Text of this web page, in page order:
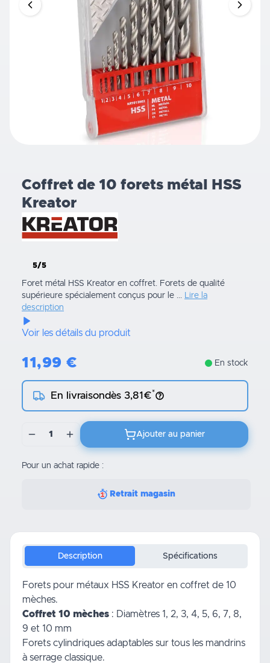
Coffret de 10 forets métal HSS
Kreator
5/5
Foret métal HSS Kreator en coffret. Forets de qualité
supérieure spécialement conçus pour le ... Lire la
description
Voir les détails du produit
11,99 € En stock
En livraisondès 3,81€*
1 Ajouter au panier
Pour un achat rapide :
Retrait magasin
Description Spécifications
Forets pour métaux HSS Kreator en coffret de 10
mèches.
Coffret 10 mèches : Diamètres 1, 2, 3, 4, 5, 6, 7, 8,
9 et 10 mm
Forets cylindriques adaptables sur tous les mandrins
à serrage classique.